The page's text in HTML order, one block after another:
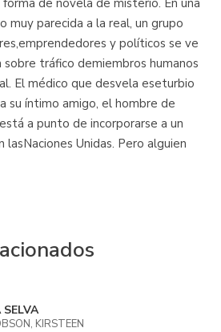
de novela de misterio. En una
muy parecida a la real, un grupo
y políticos se ve
sobre tráfico demiembros humanos
El médico que desvela eseturbio
su íntimo amigo, el hombre de
a punto de incorporarse a un
Unidas. Pero alguien
SELVA
KIRSTEEN